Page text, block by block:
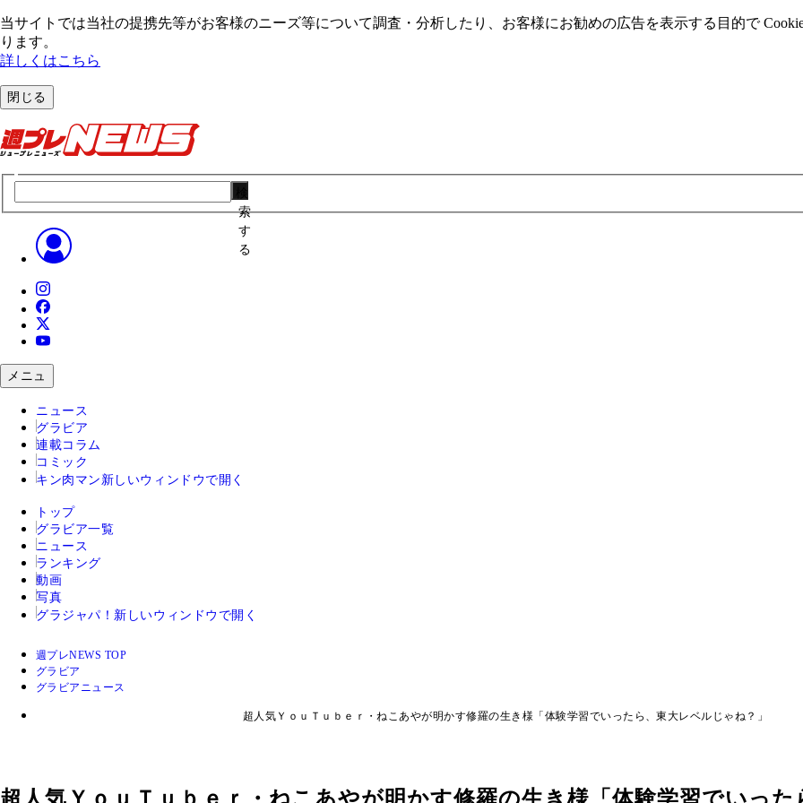
当サイトでは当社の提携先等がお客様のニーズ等について調査・分析したり、お客様にお勧めの広告を表⽰する⽬的で
ります。
詳しくはこちら
閉じる
索
す
る
メニュ
ニュース
グラビア
連載コラム
コミック
キン肉マン 新しいウィンドウで開く
トップ
グラビア一覧
ニュース
ランキング
動画
写真
グラジャパ！ 新しいウィンドウで開く
週プレNEWS TOP
グラビア
グラビアニュース
超人気ＹｏｕＴｕｂｅｒ・ねこあやが明かす修羅の生き様「体験学習でいったら、東大レベルじゃね？」
超人気ＹｏｕＴｕｂｅｒ・ねこあやが明かす修羅の生き様「体験学習でいった